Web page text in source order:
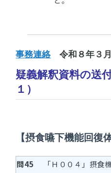
事務連絡令和８年３月
疑義解釈資料の送
１）
【摂食嚥下機能回復
問45 「Ｈ００４」摂食